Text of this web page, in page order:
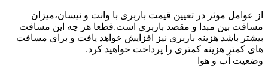
از عوامل موثر در تعیین قیمت باربری با وانت و نیسان،میزان
مسافت بین مبدا و مقصد باربری است.قطعا هر چه این مسافت
بیشتر باشد هزینه باربری نیز افزایش خواهد یافت و برای مسافت
های کمتر هزینه کمتری را پرداخت خواهید کرد.
وضعیت آب و هوا